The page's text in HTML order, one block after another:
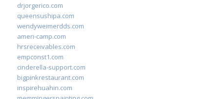
drjorgerico.com
queensushipa.com
wendyweimerdds.com
ameri-camp.com
hrsreceivables.com
empconst1.com
cinderella-support.com
bigpinkrestaurant.com
inspirehuahin.com